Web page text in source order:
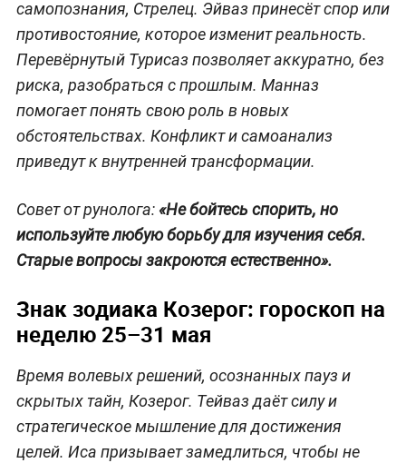
самопознания, Стрелец. Эйваз принесёт спор или
противостояние, которое изменит реальность.
Перевёрнутый Турисаз позволяет аккуратно, без
риска, разобраться с прошлым. Манназ
помогает понять свою роль в новых
обстоятельствах. Конфликт и самоанализ
приведут к внутренней трансформации.
Совет от рунолога:«Не бойтесь спорить, но
используйте любую борьбу для изучения себя.
Старые вопросы закроются естественно».
Знак зодиака Козерог: гороскоп на
неделю 25–31 мая
Время волевых решений, осознанных пауз и
скрытых тайн, Козерог. Тейваз даёт силу и
стратегическое мышление для достижения
целей. Иса призывает замедлиться, чтобы не